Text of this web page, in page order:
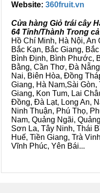
Website: 360fruit.vn
Cửa hàng Giỏ trái cây
64 Tỉnh/Thành Trong
Hồ Chí Minh, Hà Nội, An
Bắc Kạn, Bắc Giang,
Bình Định, Bình Phước,
Bằng, Cần Thơ, Đà
Nai, Biên Hòa, Đồng
Giang, Hà Nam,Sài
Giang, Kon Tum, Lai
Đồng, Đà Lạt, Long An,
Ninh Thuận, Phú Thọ,
Nam, Quảng Ngãi,
Sơn La, Tây Ninh, Thái
Huế, Tiền Giang, Trà
Vĩnh Phúc, Yên Bái...